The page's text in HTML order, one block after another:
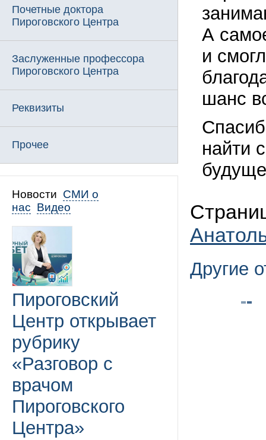
Почетные доктора
Пироговского Центра
Заслуженные профессора
Пироговского Центра
Реквизиты
Прочее
Новости СМИ о
нас Видео
Пироговский
Центр открывает
рубрику
«Разговор с
врачом
Пироговского
Центра»
А
и
шанс
найти
Другие